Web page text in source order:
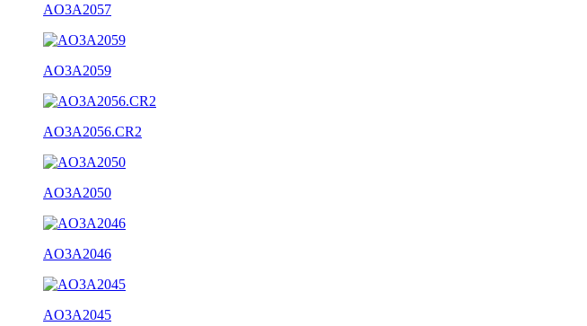
AO3A2057
AO3A2059
AO3A2056.CR2
AO3A2050
AO3A2046
AO3A2045